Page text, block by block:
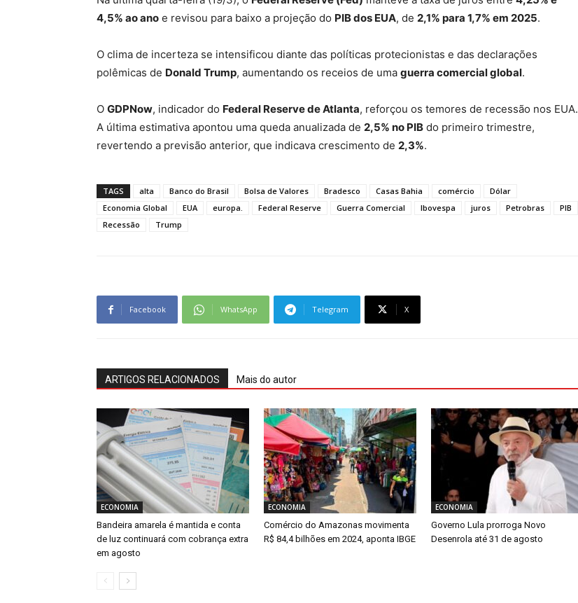
4,5% ao ano e revisou para baixo a projeção do PIB dos EUA, de 2,1% para 1,7% em 2025.
O clima de incerteza se intensificou diante das políticas protecionistas e das declarações
polêmicas de Donald Trump, aumentando os receios de uma guerra comercial global.
O GDPNow, indicador do Federal Reserve de Atlanta, reforçou os temores de recessão nos EUA.
A última estimativa apontou uma queda anualizada de 2,5% no PIB do primeiro trimestre,
revertendo a previsão anterior, que indicava crescimento de 2,3%.
TAGS alta Banco do Brasil Bolsa de Valores Bradesco Casas Bahia comércio
Dólar
Economia Global
EUA europa. Federal Reserve Guerra Comercial Ibovespa juros Petrobras
PIB
Recessão
Trump
Facebook WhatsApp Telegram X
ARTIGOS RELACIONADOS Mais do autor
ECONOMIA
Bandeira amarela é mantida e conta
de luz continuará com cobrança extra
em agosto
ECONOMIA
Comércio do Amazonas movimenta
R$ 84,4 bilhões em 2024, aponta IBGE
ECONOMIA
Governo Lula prorroga Novo
Desenrola até 31 de agosto